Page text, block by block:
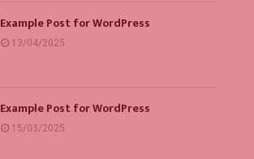
Example Post for WordPress
13/04/2025
Example Post for WordPress
15/03/2025